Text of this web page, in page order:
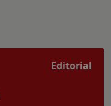
Editorial